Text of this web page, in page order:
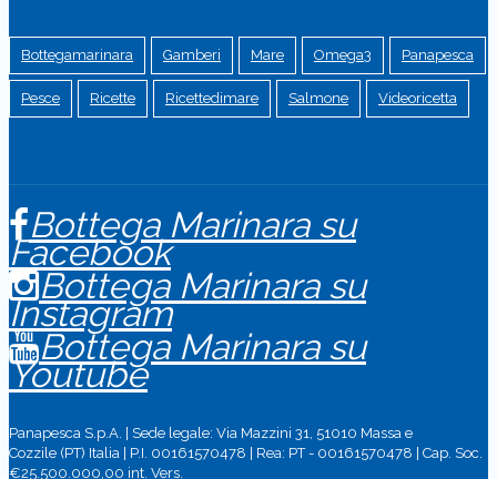
Bottegamarinara Gamberi Mare Omega3 Panapesca
Pesce Ricette Ricettedimare Salmone Videoricetta
Bottega Marinara su
Facebook
Bottega Marinara su
Instagram
Bottega Marinara su
Youtube
Panapesca S.p.A. | Sede legale: Via Mazzini 31, 51010 Massa e
Cozzile (PT) Italia | P.I. 00161570478 | Rea: PT - 00161570478 | Cap. Soc.
€25.500.000,00 int. Vers.